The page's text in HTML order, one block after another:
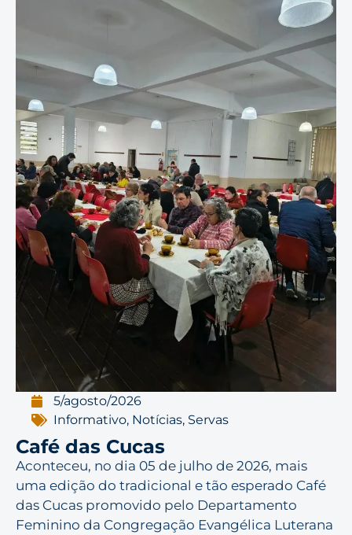
5/agosto/2026
Informativo, Notícias, Servas
Café das Cucas
Aconteceu, no dia 05 de julho de 2026, mais
uma edição do tradicional e tão esperado Café
das Cucas promovido pelo Departamento
Feminino da Congregação Evangélica Luterana